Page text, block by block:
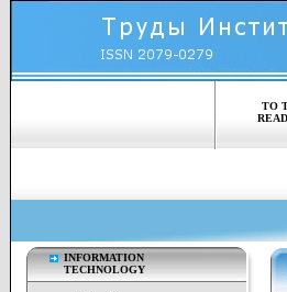
TO
INFORMATION
TECHNOLOGY